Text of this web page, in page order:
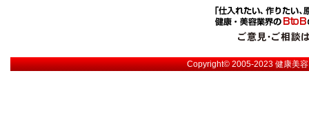
Copyright© 2005-2023健康美